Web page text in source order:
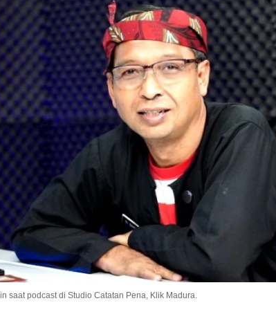
saat podcast di Studio Catatan Pena, Klik Madura.